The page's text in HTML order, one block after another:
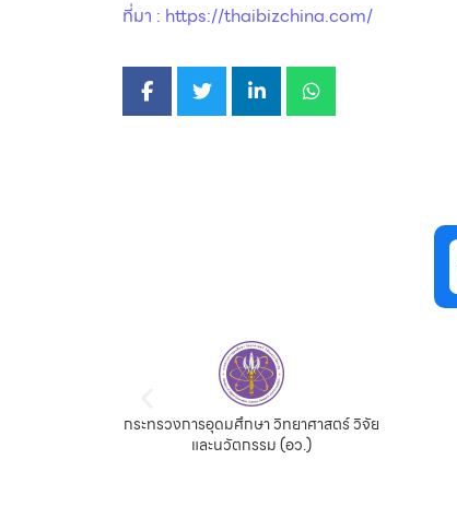
ที่มา : https://thaibizchina.com/
กระทรวงการอุดมศึกษา วิทยาศาสตร์ วิจัย
และนวัตกรรม (อว.)